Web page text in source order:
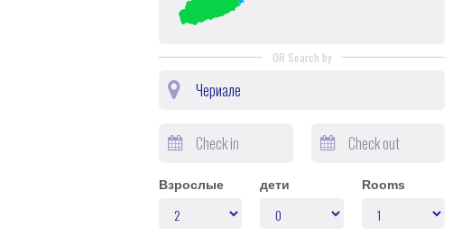
OR Search by
Взрослые дети Rooms